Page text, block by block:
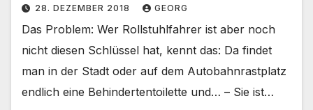
28. DEZEMBER 2018 GEORG
Das Problem: Wer Rollstuhlfahrer ist aber noch
nicht diesen Schlüssel hat, kennt das: Da findet
man in der Stadt oder auf dem Autobahnrastplatz
endlich eine Behindertentoilette und… – Sie ist…